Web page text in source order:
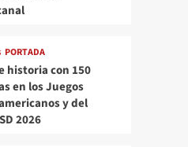
PORTADA
historia con 150
en los Juegos
y del
2026